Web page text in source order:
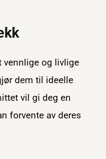
vennlige og livlige
dem til ideelle
vil gi deg en
forvente av deres